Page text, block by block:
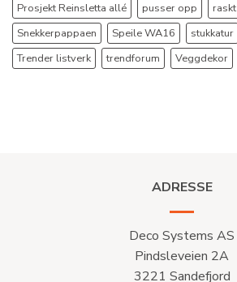
Prosjekt Reinsletta allé
pusser opp raskt
Snekkerpappaen
Speile WA16 stukkatur
Trender listverk
trendforum Veggdekor
ADRESSE
Deco Systems AS
Pindsleveien 2A
3221 Sandefjord